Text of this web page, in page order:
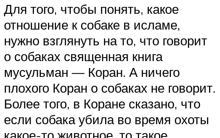
Для того, чтобы понять, какое
отношение к собаке в исламе,
нужно взглянуть на то, что говорит
о собаках священная книга
мусульман — Коран. А ничего
плохого Коран о собаках не говорит.
Более того, в Коране сказано, что
если собака убила во время охоты